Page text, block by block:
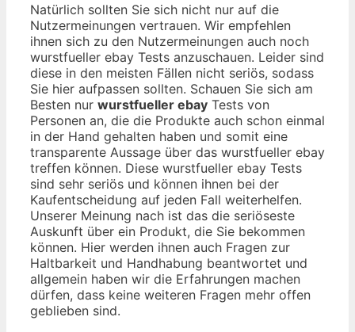
Natürlich sollten Sie sich nicht nur auf die
Nutzermeinungen vertrauen. Wir empfehlen
ihnen sich zu den Nutzermeinungen auch noch
wurstfueller ebay Tests anzuschauen. Leider sind
diese in den meisten Fällen nicht seriös, sodass
Sie hier aufpassen sollten. Schauen Sie sich am
Besten nur wurstfueller ebay Tests von
Personen an, die die Produkte auch schon einmal
in der Hand gehalten haben und somit eine
transparente Aussage über das wurstfueller ebay
treffen können. Diese wurstfueller ebay Tests
sind sehr seriös und können ihnen bei der
Kaufentscheidung auf jeden Fall weiterhelfen.
Unserer Meinung nach ist das die seriöseste
Auskunft über ein Produkt, die Sie bekommen
können. Hier werden ihnen auch Fragen zur
Haltbarkeit und Handhabung beantwortet und
allgemein haben wir die Erfahrungen machen
dürfen, dass keine weiteren Fragen mehr offen
geblieben sind.